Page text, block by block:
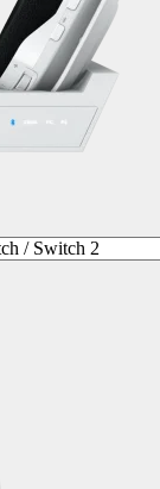
/ Switch 2